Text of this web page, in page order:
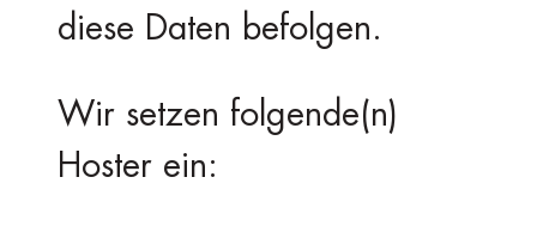
diese Daten befolgen.
Wir setzen folgende(n)
Hoster ein: